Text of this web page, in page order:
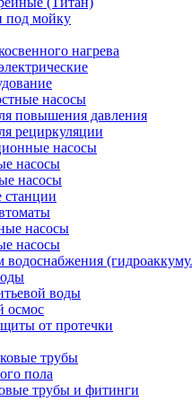
под мойку
нагрева
насосы
повышения давления
рециркуляции
насосы
насосы
насосы
станции
насосы
насосы
водоснабжения
воды
осмос
от протечки
трубы
пола
трубы и фитинги